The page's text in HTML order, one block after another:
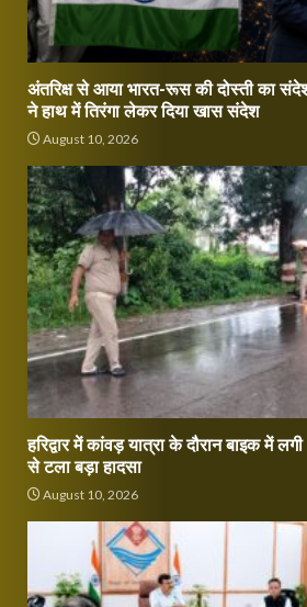
अंतरिक्ष से आया भारत-रूस की दोस्ती का
ने हाथ में तिरंगा लेकर दिया खास संदेश
August 10, 2026
हरिद्वार में कांवड़ यात्रा के दौरान बाइक में
से टला बड़ा हादसा
August 10, 2026